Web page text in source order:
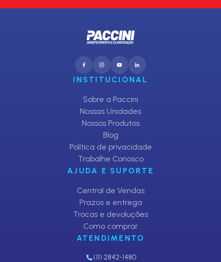
INSTITUCIONAL
Sobre a Paccini
Nossas Unidades
Nossos Produtos
Blog
Política de privacidade
Trabalhe Conosco
AJUDA E SUPORTE
Central de Vendas
Prazos e entrega
Trocas e devoluções
Como comprar
ATENDIMENTO
(11) 2842-1480